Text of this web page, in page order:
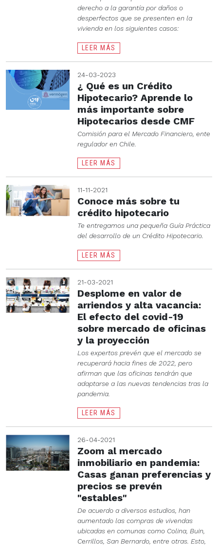
derecho a la garantía por daños o
desperfectos que se presenten en la
vivienda en los siguientes casos:
LEER MÁS
24-03-2023
¿ Qué es un Crédito
Hipotecario? Aprende lo
más importante sobre
Hipotecarios desde CMF
Comisión para el Mercado Financiero, ente
regulador en Chile.
LEER MÁS
11-11-2021
Conoce más sobre tu
crédito hipotecario
Te entregamos una pequeña Guía Práctica
del desarrollo de un Crédito Hipotecario.
LEER MÁS
21-03-2021
Desplome en valor de
arriendos y alta vacancia:
El efecto del covid-19
sobre mercado de oficinas
y la proyección
Los expertos prevén que el mercado se
recuperará hacia fines de 2022, pero
afirman que las oficinas tendrán que
adaptarse a las nuevas tendencias tras la
pandemia.
LEER MÁS
26-04-2021
Zoom al mercado
inmobiliario en pandemia:
Casas ganan preferencias y
precios se prevén
"estables"
De acuerdo a diversos estudios, han
aumentado las compras de vivendas
ubicadas en comunas como Colina, Buin,
Cerrillos, San Bernardo, entre otras. Esto,